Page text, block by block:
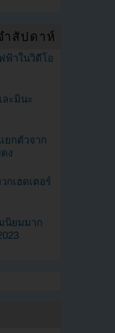
ำสัปดาห์
ฟ้าในวิดีโอ
ละมินะ
ยกตัวจาก
ง
กเฮดเตอร์
นิยมมาก